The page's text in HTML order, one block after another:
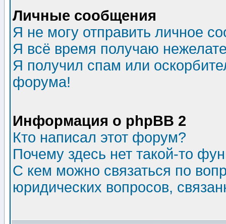
Личные сообщения
Я не могу отправить личное
Я всё время получаю
Я получил спам или
форума!
Информация о phpBB 2
Кто написал этот форум?
Почему здесь нет такой-то
С кем можно связаться по
юридических вопросов,